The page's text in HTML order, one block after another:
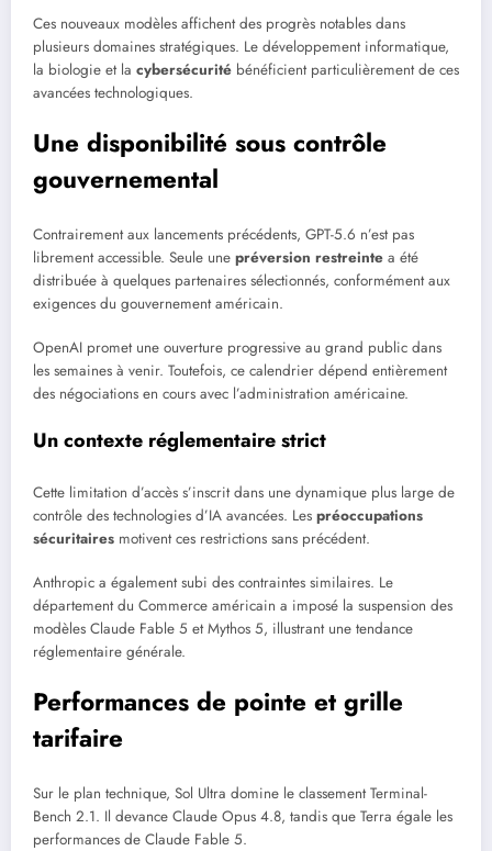
Ces nouveaux modèles affichent des progrès notables dans
plusieurs domaines stratégiques. Le développement informatique,
la biologie et la cybersécurité bénéficient particulièrement de ces
avancées technologiques.
Une disponibilité sous contrôle
gouvernemental
Contrairement aux lancements précédents, GPT-5.6 n’est pas
librement accessible. Seule une préversion restreinte a été
distribuée à quelques partenaires sélectionnés, conformément aux
exigences du gouvernement américain.
OpenAI promet une ouverture progressive au grand public dans
les semaines à venir. Toutefois, ce calendrier dépend entièrement
des négociations en cours avec l’administration américaine.
Un contexte réglementaire strict
Cette limitation d’accès s’inscrit dans une dynamique plus large de
contrôle des technologies d’IA avancées. Les préoccupations
sécuritaires motivent ces restrictions sans précédent.
Anthropic a également subi des contraintes similaires. Le
département du Commerce américain a imposé la suspension des
modèles Claude Fable 5 et Mythos 5, illustrant une tendance
réglementaire générale.
Performances de pointe et grille
tarifaire
Sur le plan technique, Sol Ultra domine le classement Terminal-
Bench 2.1. Il devance Claude Opus 4.8, tandis que Terra égale les
performances de Claude Fable 5.